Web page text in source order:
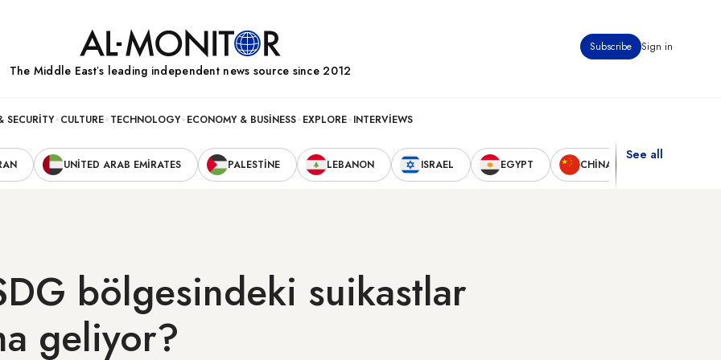
Subscribe Sign in
The Middle Eastʼs leading independent news source since 2012
SECURITY CULTURE TECHNOLOGY ECONOMY & BUSINESS EXPLORE INTERVIEWS
UNITED ARAB EMIRATES PALESTINE LEBANON ISRAEL EGYPT CHINA
See all
bölgesindeki suikastlar
geliyor?